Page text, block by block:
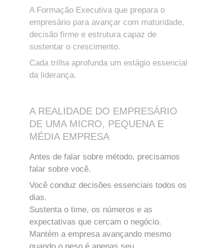
A Formação Executiva que prepara o
empresário para avançar com maturidade,
decisão firme e estrutura capaz de
sustentar o crescimento.
Cada trilha aprofunda um estágio essencial
da liderança.
A REALIDADE DO EMPRESÁRIO
DE UMA MICRO, PEQUENA E
MÉDIA EMPRESA
Antes de falar sobre método, precisamos
falar sobre você.
Você conduz decisões essenciais todos os
dias.
Sustenta o time, os números e as
expectativas que cercam o negócio.
Mantém a empresa avançando mesmo